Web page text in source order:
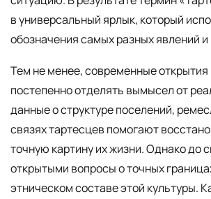
в универсальный ярлык, который
обозначения самых разных явлений и
Тем не менее, современные
постепенно отделять вымысел от
данные о структуре поселений,
связях тартесцев помогают
точную картину их жизни. Однако до
открытыми вопросы о точных
этническом составе этой культуры.